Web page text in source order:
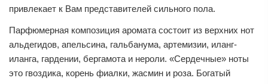
привлекает к Вам представителей сильного пола.
Парфюмерная композиция аромата состоит из верхних нот
альдегидов, апельсина, гальбанума, артемизии, иланг-
иланга, гардении, бергамота и нероли. «Сердечные» ноты
это гвоздика, корень фиалки, жасмин и роза. Богатый